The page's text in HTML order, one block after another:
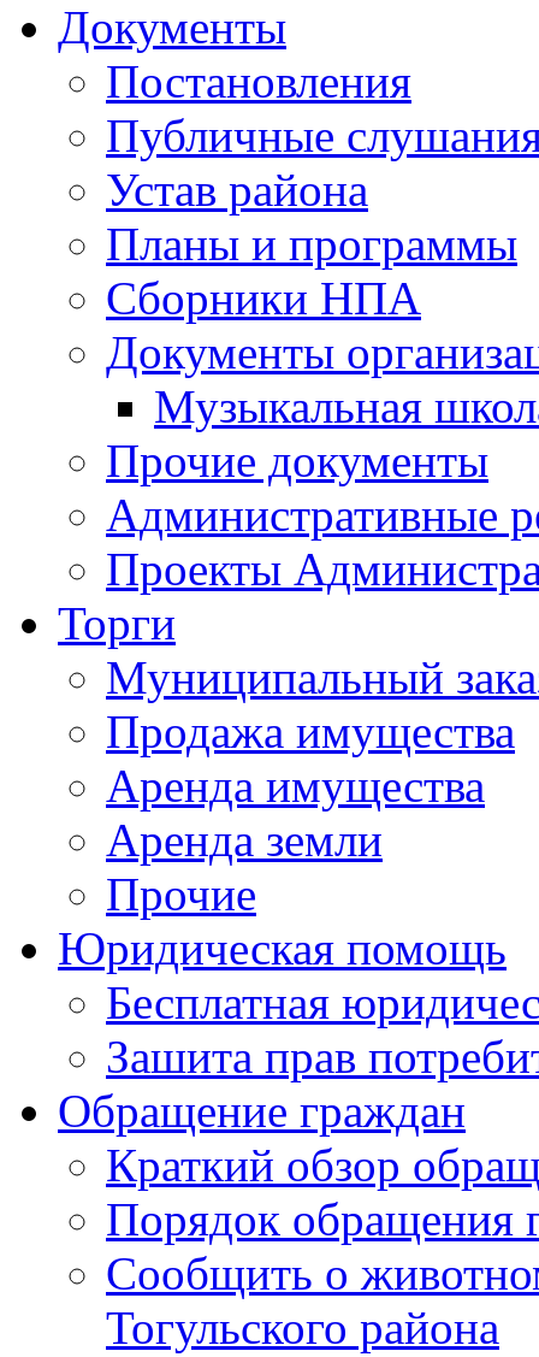
Документы
Постановления
Публичные
Устав района
Планы и программы
Сборники НПА
Документы
Музыкальная
Прочие документы
Административные
Проекты
Торги
Муниципальный
Продажа имущества
Аренда имущества
Аренда земли
Прочие
Юридическая помощь
Бесплатная
Зашита прав
Обращение граждан
Краткий обзор
Порядок обращения
Сообщить о
Тогульского района